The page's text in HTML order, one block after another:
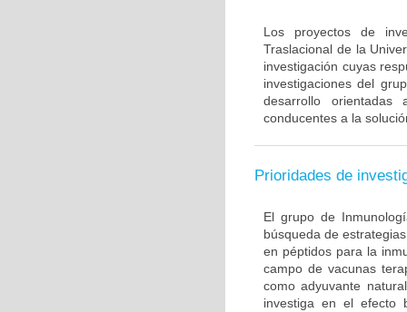
Los proyectos de
Traslacional de la
investigación cuyas
investigaciones del
desarrollo
conducentes a la
Prioridades de
El grupo de
búsqueda de
en péptidos para la
campo de vacunas
como adyuvante
investiga en el efecto